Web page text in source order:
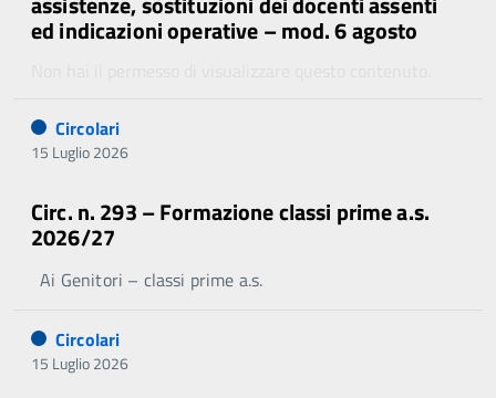
ed indicazioni operative – mod. 6 agosto
Circolari
15 Luglio 2026
Circ. n. 293 – Formazione classi prime a.s.
2026/27
Ai Genitori – classi prime a.s.
Circolari
15 Luglio 2026